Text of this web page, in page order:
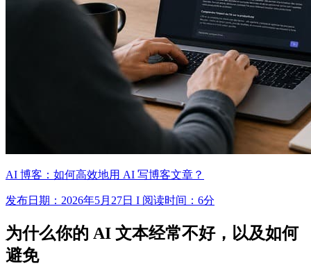
AI 博客：如何高效地用 AI 写博客文章？
发布日期：2026年5月27日 I 阅读时间：6分
为什么你的 AI 文本经常不好，以及如何
避免